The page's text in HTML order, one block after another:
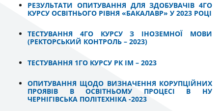
РЕЗУЛЬТАТИ ОПИТУВАННЯ ДЛЯ ЗДОБУВАЧІВ 4ГО
КУРСУ ОСВІТНЬОГО РІВНЯ «БАКАЛАВР» У 2023 РОЦІ
ТЕСТУВАННЯ 4ГО КУРСУ З ІНОЗЕМНОЇ МОВИ
(РЕКТОРСЬКИЙ КОНТРОЛЬ – 2023)
ТЕСТУВАННЯ 1ГО КУРСУ РК ІМ – 2023
ОПИТУВАННЯ ЩОДО ВИЗНАЧЕННЯ КОРУПЦІЙНИХ
ПРОЯВІВ В ОСВІТНЬОМУ ПРОЦЕСІ В НУ
ЧЕРНІГІВСЬКА ПОЛІТЕХНІКА -2023